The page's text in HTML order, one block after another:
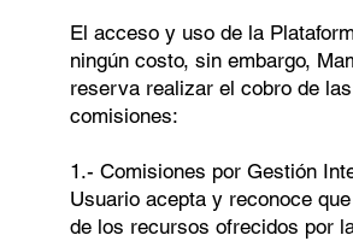
El acceso y uso de la
ningún costo, sin embargo,
reserva realizar el cobro de
comisiones:
1.- Comisiones por Gestión
Usuario acepta y reconoce
de los recursos ofrecidos por